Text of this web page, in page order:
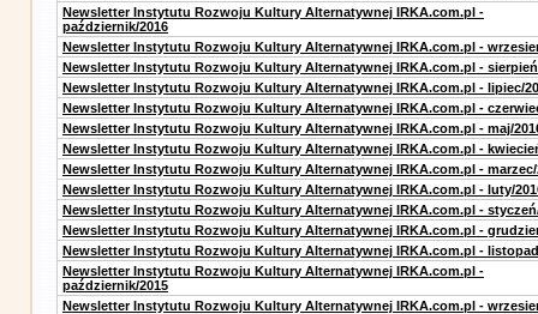
Newsletter Instytutu Rozwoju Kultury Alternatywnej IRKA.com.pl -
październik/2016
Newsletter Instytutu Rozwoju Kultury Alternatywnej IRKA.com.pl -
Newsletter Instytutu Rozwoju Kultury Alternatywnej IRKA.com.pl -
Newsletter Instytutu Rozwoju Kultury Alternatywnej IRKA.com.pl - lipiec/
Newsletter Instytutu Rozwoju Kultury Alternatywnej IRKA.com.pl -
Newsletter Instytutu Rozwoju Kultury Alternatywnej IRKA.com.pl - maj/
Newsletter Instytutu Rozwoju Kultury Alternatywnej IRKA.com.pl -
Newsletter Instytutu Rozwoju Kultury Alternatywnej IRKA.com.pl - marzec/
Newsletter Instytutu Rozwoju Kultury Alternatywnej IRKA.com.pl - luty/
Newsletter Instytutu Rozwoju Kultury Alternatywnej IRKA.com.pl -
Newsletter Instytutu Rozwoju Kultury Alternatywnej IRKA.com.pl -
Newsletter Instytutu Rozwoju Kultury Alternatywnej IRKA.com.pl -
Newsletter Instytutu Rozwoju Kultury Alternatywnej IRKA.com.pl -
październik/2015
Newsletter Instytutu Rozwoju Kultury Alternatywnej IRKA.com.pl -